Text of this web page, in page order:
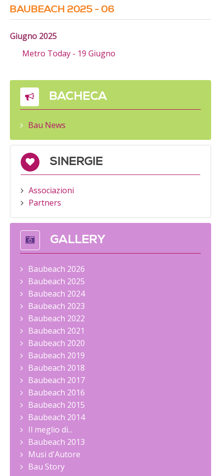
Creative
Performance
Orto sinergico
BAUBEACH 2025 - 06
Giugno 2025
Metro Today - 19 Giugno
BACHECA
Bau News
SINERGIE
Associazioni
Partners
GALLERY
Baubeach 2026
Baubeach 2025
Baubeach 2024
Baubeach 2023
Baubeach 2022
Baubeach 2021
Baubeach 2020
Baubeach 2019
Baubeach 2018
Baubeach 2017
Baubeach 2016
Baubeach 2015
Baubeach 2014
Il meglio di...
Baubeach 2013
Musi d'Autore
Bau Story